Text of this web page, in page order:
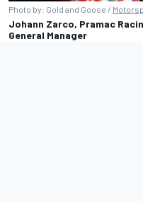
Photo by: Gold and Goose /
Johann Zarco, Pramac
General Manager